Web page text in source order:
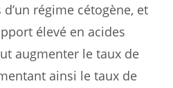
régime cétogène, et
élevé en acides
augmenter le taux de
ainsi le taux de